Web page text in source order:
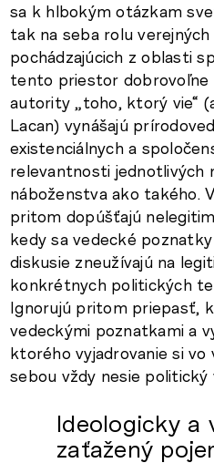
sa k hlbokým otázkam
tak na seba rolu
pochádzajúcich z oblasti
tento priestor dobrovoľne
autority „toho, ktorý vie“
Lacan) vynášajú
existenciálnych a
relevantnosti jednotlivých
náboženstva ako takého.
pritom dopúšťajú
kedy sa vedecké
diskusie zneužívajú na
konkrétnych politických
Ignorujú pritom priepasť,
vedeckými poznatkami a
ktorého vyjadrovanie si
sebou vždy nesie politický
Ideologicky a
zaťažený